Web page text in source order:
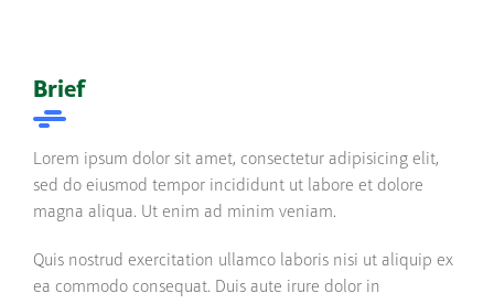
Brief
Lorem ipsum dolor sit amet, consectetur adipisicing elit,
sed do eiusmod tempor incididunt ut labore et dolore
magna aliqua. Ut enim ad minim veniam.
Quis nostrud exercitation ullamco laboris nisi ut aliquip ex
ea commodo consequat. Duis aute irure dolor in